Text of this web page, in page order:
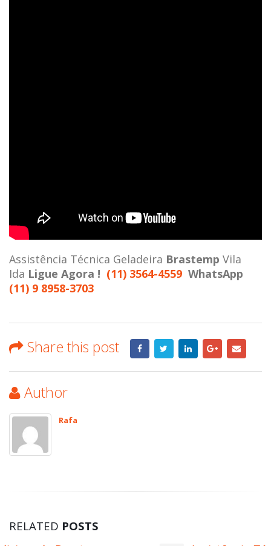
Assistência Técnica Geladeira Brastemp Vila
Ida Ligue Agora ! (11) 3564-4559 WhatsApp
(11) 9 8958-3703
Share this post
Author
Rafa
RELATED POSTS